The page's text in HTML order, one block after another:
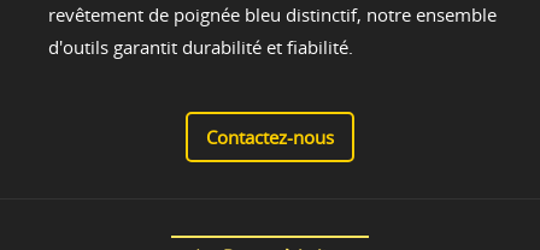
revêtement de poignée bleu distinctif, notre ensemble
d'outils garantit durabilité et fiabilité.
Contactez-nous